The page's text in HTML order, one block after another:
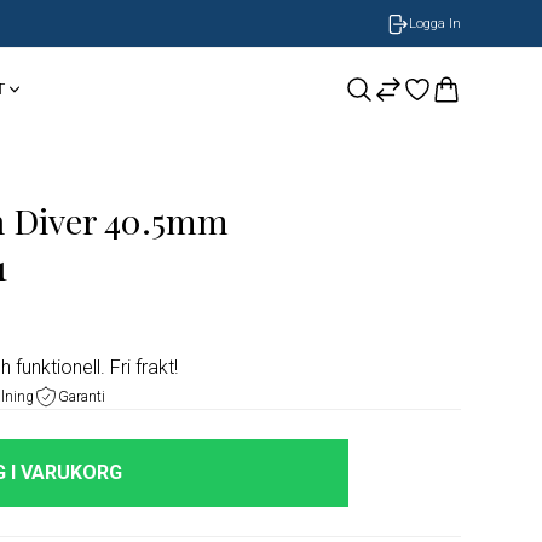
Logga In
GUESS
ORIS
NOBEL by BILLGREN
40.5mm
funktionell. Fri frakt!
Garanti
I VARUKORG